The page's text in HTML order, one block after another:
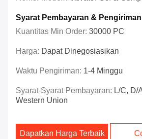
Syarat Pembayaran & Pengiriman
Kuantitas Min Order: 30000 PC
Harga: Dapat Dinegosiasikan
Waktu Pengiriman: 1-4 Minggu
Syarat-Syarat Pembayaran: L/C, D/
Western Union
Dapatkan Harga Terbaik